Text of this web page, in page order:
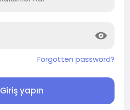
Forgotten password?
Giriş yapın